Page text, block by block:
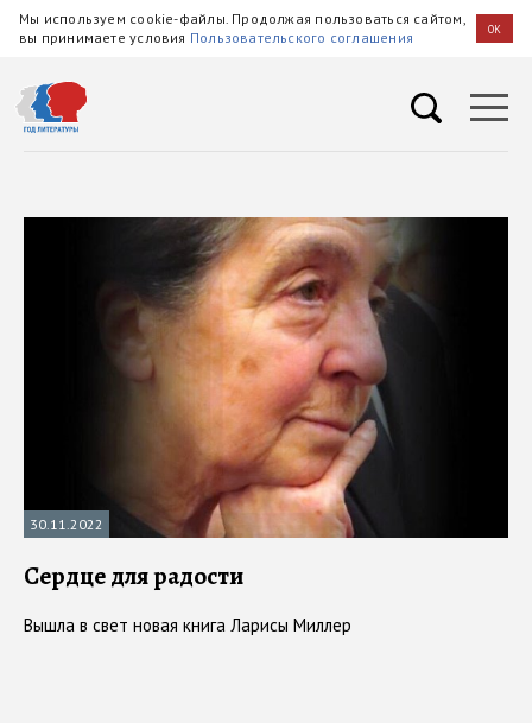
Мы используем cookie-файлы. Продолжая пользоваться сайтом,
вы принимаете условия Пользовательского соглашения OK
30.11.2022
Сердце для радости
Вышла в свет новая книга Ларисы Миллер